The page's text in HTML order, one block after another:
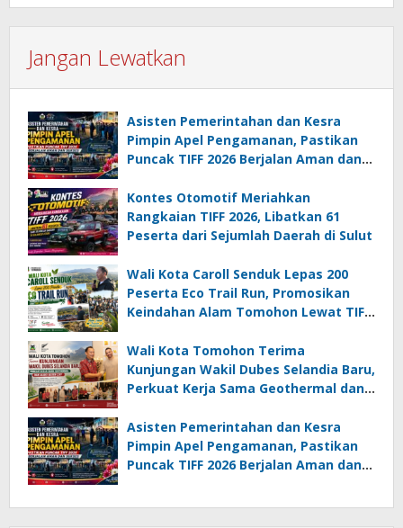
Jangan Lewatkan
Asisten Pemerintahan dan Kesra
Pimpin Apel Pengamanan, Pastikan
Puncak TIFF 2026 Berjalan Aman dan
Kontes Otomotif Meriahkan
Rangkaian TIFF 2026, Libatkan 61
Peserta dari Sejumlah Daerah di Sulut
Wali Kota Caroll Senduk Lepas 200
Peserta Eco Trail Run, Promosikan
Keindahan Alam Tomohon Lewat TIFF
Wali Kota Tomohon Terima
Kunjungan Wakil Dubes Selandia Baru,
Perkuat Kerja Sama Geothermal dan
Asisten Pemerintahan dan Kesra
Pimpin Apel Pengamanan, Pastikan
Puncak TIFF 2026 Berjalan Aman dan